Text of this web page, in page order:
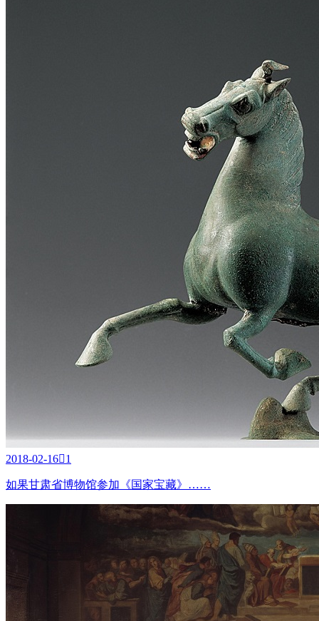
2018-02-161
如果甘肃省博物馆参加《国家宝藏》……